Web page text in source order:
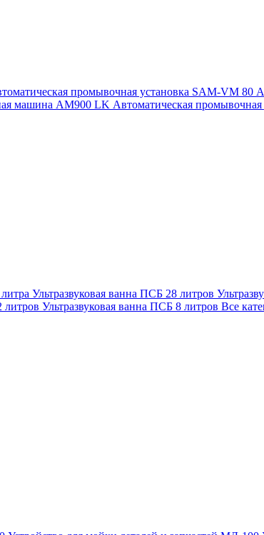
промывочная установка SAM-VM 80
машина AM900 LK Автоматическая
Ультразвуковая ванна ПСБ 28 литров
литров Ультразвуковая ванна ПСБ 8 литров Все